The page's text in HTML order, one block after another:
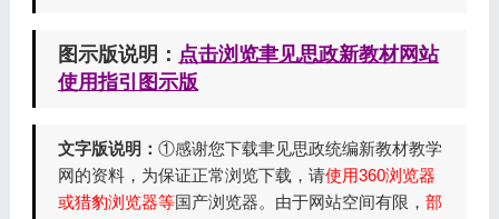
图示版说明： 点击浏览聿见思政新教材网站
使用指引图示版
文字版说明： ①感谢您下载聿见思政统编新教材教学
网的资料，为保证正常浏览下载，请使用360浏览器
或猎豹浏览器等国产浏览器。由于网站空间有限， 部